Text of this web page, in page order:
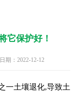
它保护好！
期：2022-12-12
一土壤退化,导致土